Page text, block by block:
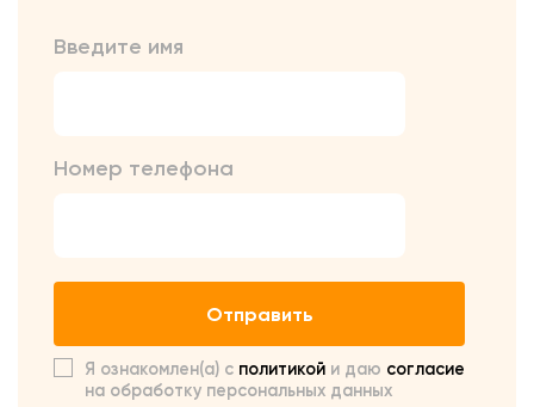
Введите имя
Номер телефона
Отправить
Я ознакомлен(а) с политикой и даю согласие
на обработку персональных данных